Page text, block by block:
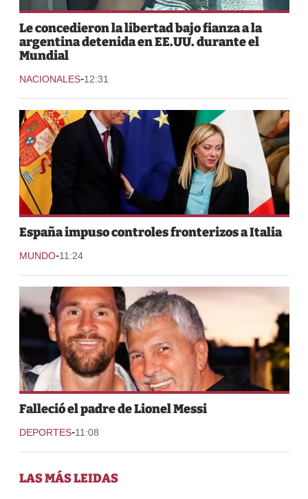
Le concedieron la libertad bajo fianza a la
argentina detenida en EE.UU. durante el
Mundial
NACIONALES-12:31
España impuso controles fronterizos a Italia
MUNDO-11:24
Falleció el padre de Lionel Messi
DEPORTES-11:08
LAS MÁS LEIDAS